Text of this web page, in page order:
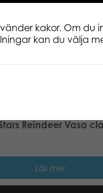
Reindeer Vasa
Läs mer
kakor. Om du
kan du välja